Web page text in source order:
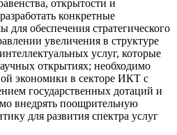
открытости и
конкретные
для обеспечения стратегического
увеличения в структуре
услуг, которые
открытиях; необходимо
экономики в секторе ИКТ с
государственных дотаций и
внедрять поощрительную
для развития спектра услуг